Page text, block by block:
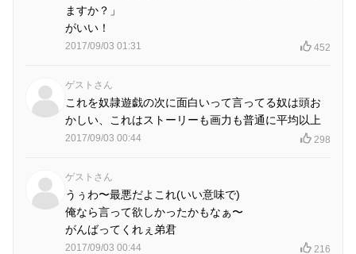
ますか？」
がいい！
2017/09/03 01:31 452
ゲストさん
これを奴隷遊戯の次に面白いって言ってる奴は頭お
かしい、これはストーリーも画力も普通に平均以上
2017/09/03 00:44 298
ゲストさん
うぅわ〜最悪だよこれ(いい意味で)
俺なら言って欲しかったかもなぁ〜
がんばってくれぇ弟君
2017/09/03 00:44 216